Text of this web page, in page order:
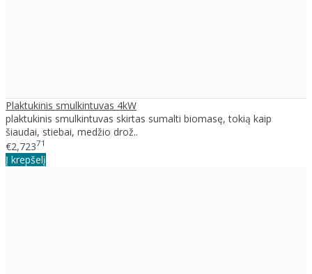
Plaktukinis smulkintuvas 4kW
plaktukinis smulkintuvas skirtas sumalti biomasę, tokią kaip
šiaudai, stiebai, medžio drož..
€2,72371
Į krepšelį